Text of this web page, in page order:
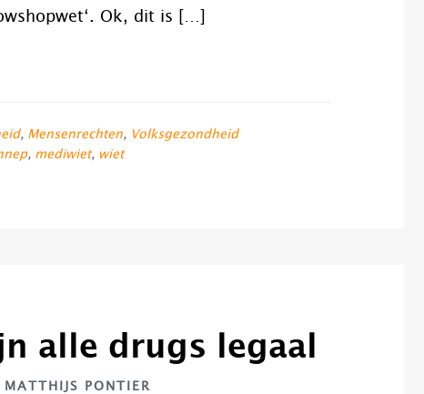
Ok, dit is […]
, Mensenrechten, Volksgezondheid
, mediwiet, wiet
alle drugs legaal
MATTHIJS PONTIER